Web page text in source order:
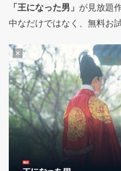
「王になった男 」 が見放題
中なだけではなく、無料お